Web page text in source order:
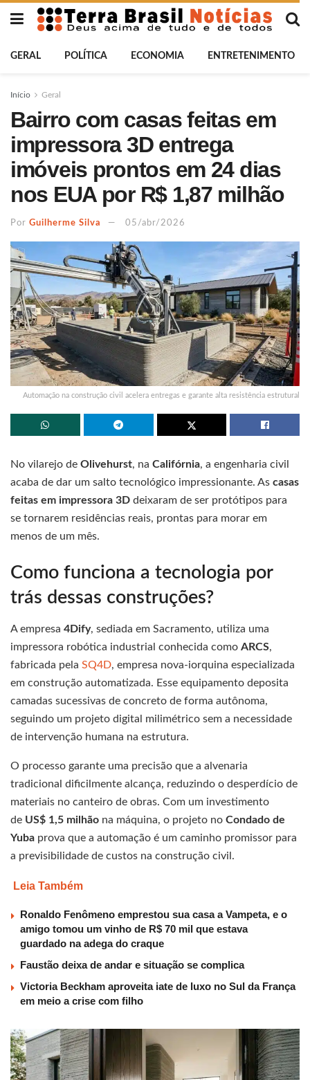
GERAL POLÍTICA ECONOMIA ENTRETENIMENTO
Início Geral
Bairro com casas feitas em
impressora 3D entrega
imóveis prontos em 24 dias
nos EUA por R$ 1,87 milhão
Por Guilherme Silva 05/abr/2026
Automação na construção civil acelera entregas e garante alta resistência estrutural
No vilarejo de Olivehurst, na Califórnia, a engenharia civil
acaba de dar um salto tecnológico impressionante. As casas
feitas em impressora 3D deixaram de ser protótipos para
se tornarem residências reais, prontas para morar em
menos de um mês.
Como funciona a tecnologia por
trás dessas construções?
A empresa 4Dify, sediada em Sacramento, utiliza uma
impressora robótica industrial conhecida como ARCS,
fabricada pela SQ4D, empresa nova-iorquina especializada
em construção automatizada. Esse equipamento deposita
camadas sucessivas de concreto de forma autônoma,
seguindo um projeto digital milimétrico sem a necessidade
de intervenção humana na estrutura.
O processo garante uma precisão que a alvenaria
tradicional dificilmente alcança, reduzindo o desperdício de
materiais no canteiro de obras. Com um investimento
de US$ 1,5 milhão na máquina, o projeto no Condado de
Yuba prova que a automação é um caminho promissor para
a previsibilidade de custos na construção civil.
Leia Também
Ronaldo Fenômeno emprestou sua casa a Vampeta, e o
amigo tomou um vinho de R$ 70 mil que estava
guardado na adega do craque
Faustão deixa de andar e situação se complica
Victoria Beckham aproveita iate de luxo no Sul da França
em meio a crise com filho